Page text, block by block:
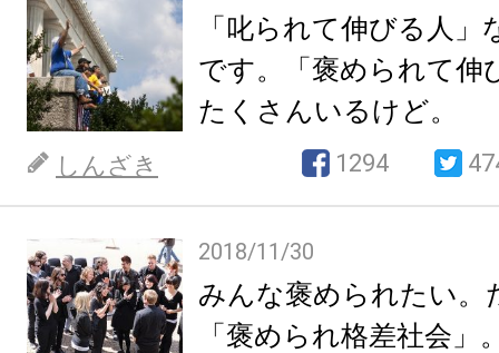
「叱られて伸びる人」
です。「褒められて伸
たくさんいるけど。
しんざき 1294
2018/11/30
みんな褒められたい。
「褒められ格差社会」